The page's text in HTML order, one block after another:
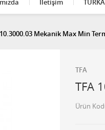
İletişim
Mekanik Max Min
TFA
TFA
Ürün